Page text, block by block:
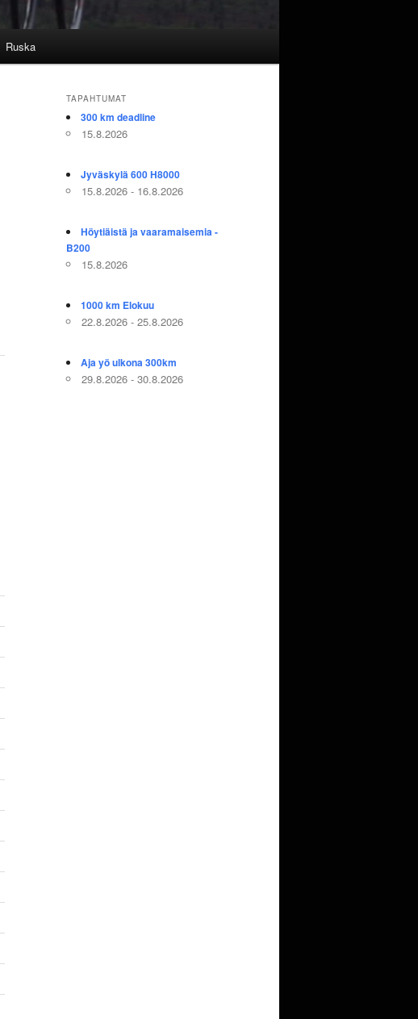
Ruska
TAPAHTUMAT
300 km deadline
15.8.2026
Jyväskylä 600 H8000
15.8.2026 - 16.8.2026
Höytiäistä ja vaaramaisemia -
B200
15.8.2026
1000 km Elokuu
22.8.2026 - 25.8.2026
Aja yö ulkona 300km
29.8.2026 - 30.8.2026